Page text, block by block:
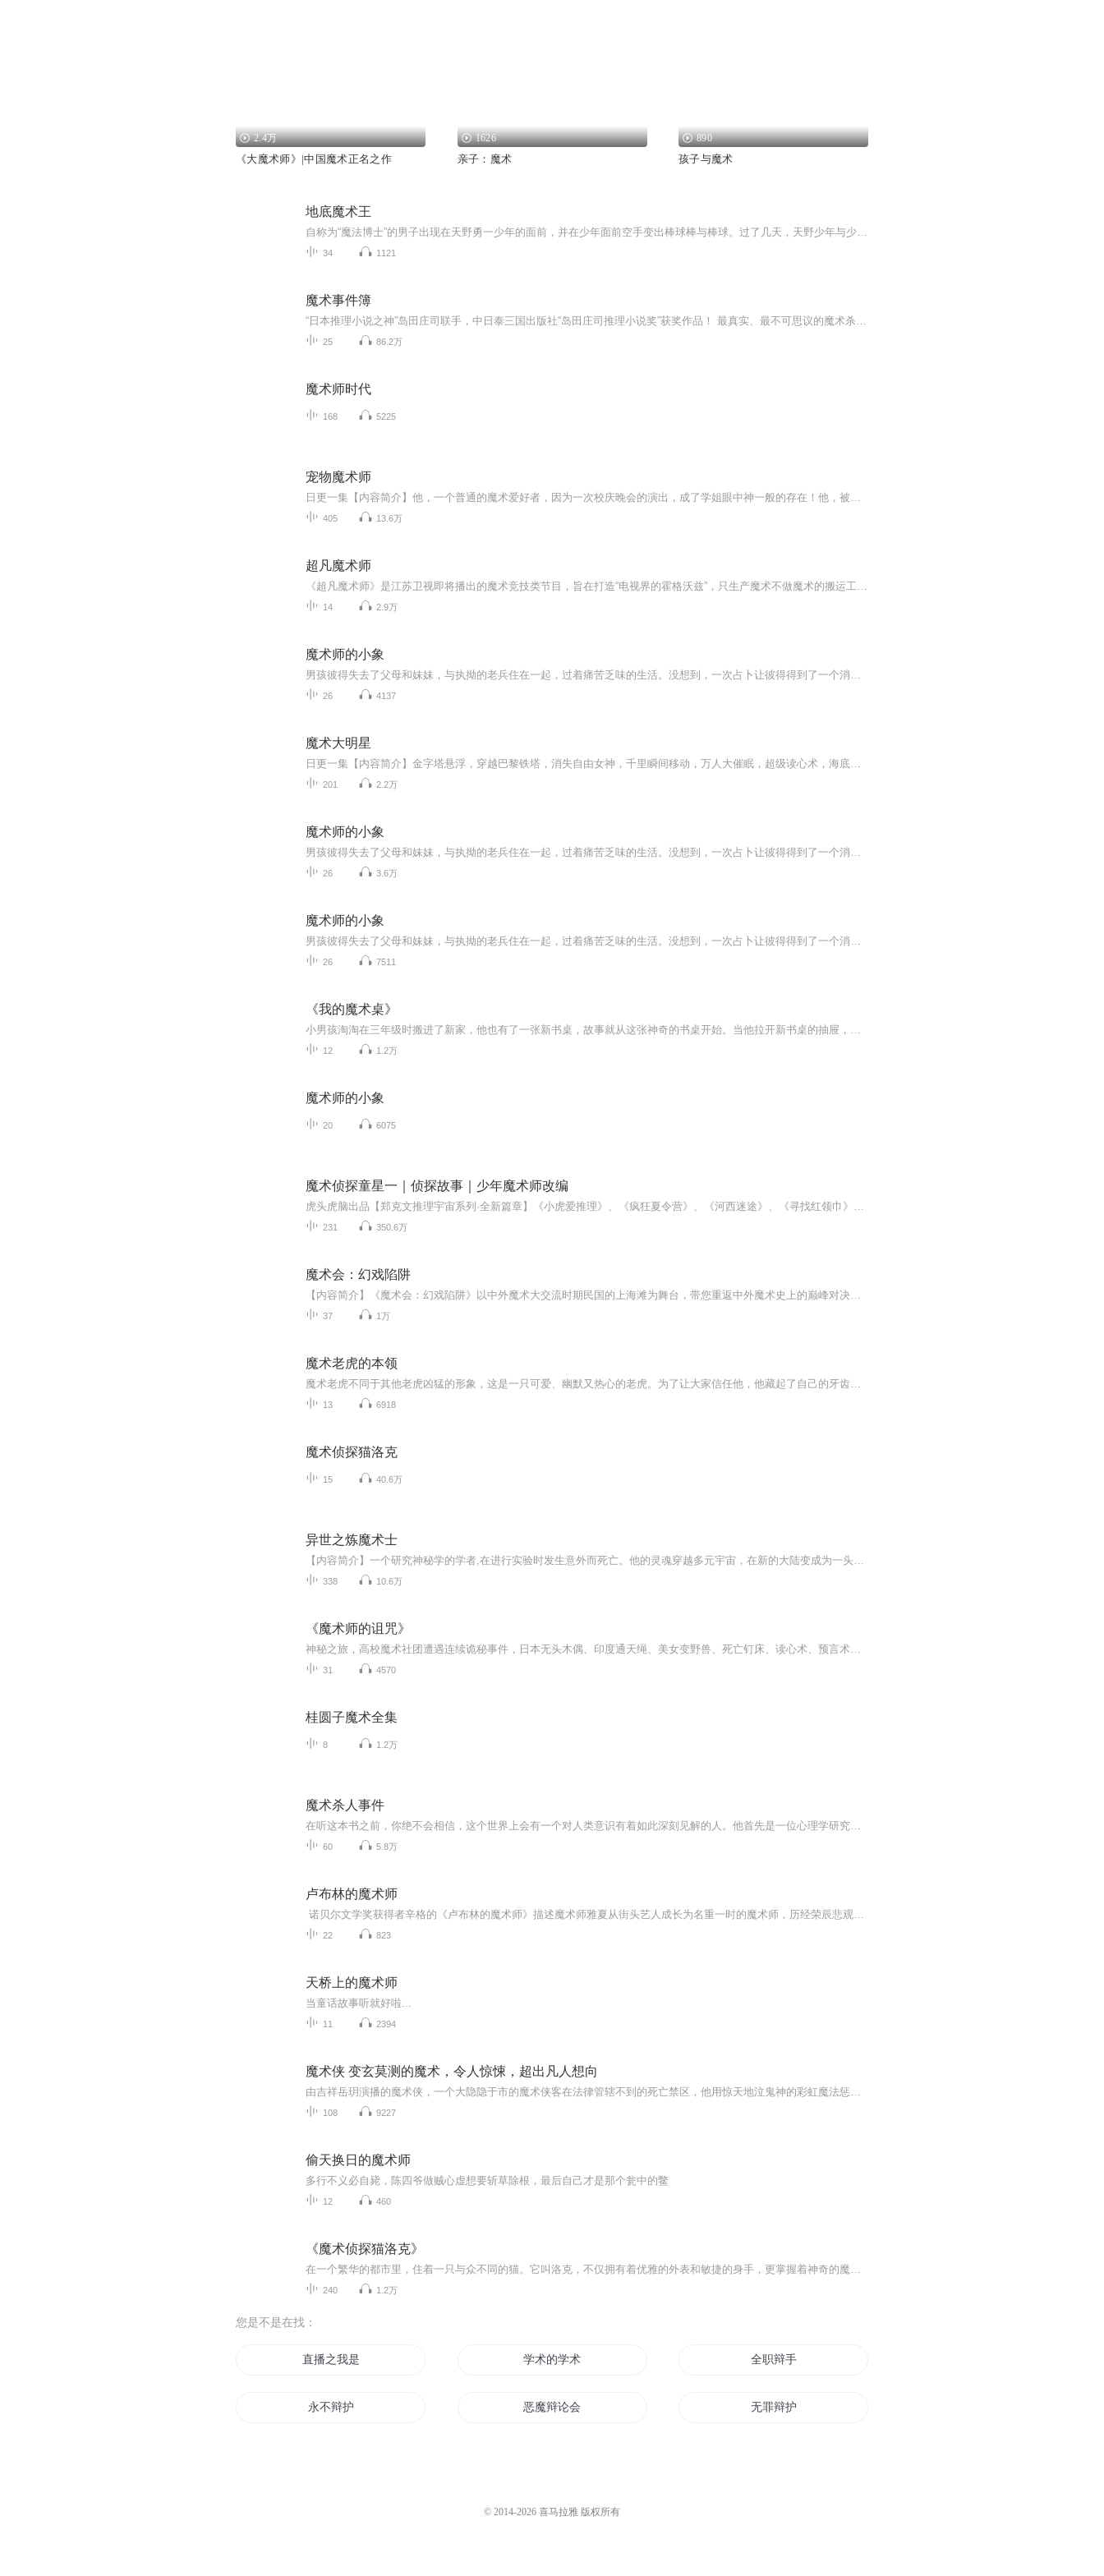
2.4万
《大魔术师》|中国魔术正名之作
1626
亲子：魔术
890
孩子与魔术
地底魔术王
自称为“魔法博士”的男子出现在天野勇一少年的面前，并在少年面前空手变出棒球棒与棒球。过了几天，天野少年与少年侦探团的小林团长一起拜访魔法博士所居住的别墅，但是，就在博士变魔术的时候，天野少年竟然与博士一同消失了！
34 1121
魔术事件簿
“日本推理小说之神”岛田庄司联手，中日泰三国出版社“岛田庄司推理小说奖”获奖作品！ 最真实、最不可思议的魔术杀人手法记录！割喉、刺眼、分尸…… 忠告：千万不要相信你的眼睛！ 淫欲、饕餮、懒惰、贪婪、傲慢、嫉妒、暴怒…… 一群素未谋面却生日相...
25 86.2万
魔术师时代
168 5225
宠物魔术师
日更一集【内容简介】他，一个普通的魔术爱好者，因为一次校庆晚会的演出，成了学姐眼中神一般的存在！他，被一块从天而降的板砖砸中，原以为要就此告别这个世界，没想到，这板砖却为他带来了一万年后的世界。他就是宠物魔术师王一帆！平民出身，颜值一般...
405 13.6万
超凡魔术师
《超凡魔术师》是江苏卫视即将播出的魔术竞技类节目，旨在打造“电视界的霍格沃兹”，只生产魔术不做魔术的搬运工！10月13日起，每周五晚22:00在江苏卫视播出，敬请期待！
14 2.9万
魔术师的小象
男孩彼得失去了父母和妹妹，与执拗的老兵住在一起，过着痛苦乏味的生活。没想到，一次占卜让彼得得到了一个消息——他的妹妹还活着，只要跟着小象，就能找到妹妹！彼得简直无法相信自己的耳朵，因为在这个城市里，是不可能有小象出现的。魔术师正在这个小镇进行着盛大的巡回表演。可是，一个失败的魔法却造成了骇人听闻的意外事故。一头小象成为了造成这场事故的罪魁祸首，被警察们抓走锁了起来！彼得为了找到妹妹，费劲周折找到了小象，并解救了他。跟着小象，彼得不但奇迹般地找到了妹妹，而且还帮助事故的双方冰释...
26 4137
魔术大明星
日更一集【内容简介】金字塔悬浮，穿越巴黎铁塔，消失自由女神，千里瞬间移动，万人大催眠，超级读心术，海底大逃生！在全世界观众面前，见证一个个不可思议的奇迹，只有想不到，没有做不到！【作者/主播简介】作者：雅玩居士，网络小说作家。主播：Annie...
201 2.2万
魔术师的小象
男孩彼得失去了父母和妹妹，与执拗的老兵住在一起，过着痛苦乏味的生活。没想到，一次占卜让彼得得到了一个消息——他的妹妹还活着，只要跟着小象，就能找到妹妹！彼得简直无法相信自己的耳朵，因为在这个城市里，是不可能有小象出现的。 魔术师正在这个小...
26 3.6万
魔术师的小象
男孩彼得失去了父母和妹妹，与执拗的老兵住在一起，过着痛苦乏味的生活。没想到，一次占卜让彼得得到了一个消息——他的妹妹还活着，只要跟着小象，就能找到妹妹！彼得简直无法相信自己的耳朵，因为在这个城市里，是不可能有小象出现的。 魔术师正在这...
26 7511
《我的魔术桌》
小男孩淘淘在三年级时搬进了新家，他也有了一张新书桌，故事就从这张神奇的书桌开始。当他拉开新书桌的抽屉，怪事发生了——里面竟然住着一个会说话的铁皮人，他叫黑小五。...
12 1.2万
魔术师的小象
20 6075
魔术侦探童星一｜侦探故事｜少年魔术师改编
虎头虎脑出品【郑克文推理宇宙系列·全新篇章】《小虎爱推理》、《疯狂夏令营》、《河西迷途》、《寻找红领巾》、《少年魔术师》添加作者微信：zhengkewen0727郑克文叔叔推理宇宙故事快速传送门：《好奇侦探》系列： 山海经寻兽记《魔术侦探》系列：【第三...
231 350.6万
魔术会：幻戏陷阱
【内容简介】《魔术会：幻戏陷阱》以中外魔术大交流时期民国的上海滩为舞台，带您重返中外魔术史上的巅峰对决现场，亲眼目睹传奇一幕，感受魔术千年来的传承与魅力。在本书中，神仙索、天火焚身、凝水成冰等“旁门二十八法”、“左道三十六术”绝密甚至失...
37 1万
魔术老虎的本领
魔术老虎不同于其他老虎凶猛的形象，这是一只可爱、幽默又热心的老虎。为了让大家信任他，他藏起了自己的牙齿。魔术老虎有一个大本领，他可以变各种神奇的魔术，在必要的时候帮助他的好朋友，还会逗大家开心。
13 6918
魔术侦探猫洛克
15 40.6万
异世之炼魔术士
【内容简介】一个研究神秘学的学者,在进行实验时发生意外而死亡。他的灵魂穿越多元宇宙，在新的大陆变成为一头星鹰。在这个剑与魔法与神明的世界中，他要如何使用那在原来世界永远不会被承认的力量，取回自己的身体，创造让人闻之色变的传说？文字版权方：...
338 10.6万
《魔术师的诅咒》
神秘之旅，高校魔术社团遭遇连续诡秘事件，日本无头木偶、印度通天绳、美女变野兽、死亡钉床、读心术、预言术等等精彩魔术轮番登场，恐惧与死亡也紧随而至。魔术师离奇失踪，两年前意外死亡的女魔术师悄然复活，这是人，还是恶灵归来？魔术社团的成员一个...
31 4570
桂圆子魔术全集
8 1.2万
魔术杀人事件
在听这本书之前，你绝不会相信，这个世界上会有一个对人类意识有着如此深刻见解的人。他首先是一位心理学研究者，其次是一位魔术师。他拥有炉火纯青的催眠和暗示技巧、熟练的魔术运用手法、惊人的记忆力与超凡的智慧，他将所有这些天赋和技能综合运用之后，创造出了一次又一次令人惊叹、令警方焦头烂额的奇异案件，从而成功实施了报复计划。每一个能成为心灵魔术师的人，绝对会聪明到让你觉得可怕，但他同时又是诚恳的。在这个充满欺诈的世界里，只有魔术是最诚实的职业，因为在表演的一开始，魔术师就已经承诺，他其...
60 5.8万
卢布林的魔术师
诺贝尔文学奖获得者辛格的《卢布林的魔术师》描述魔术师雅夏从街头艺人成长为名重一时的魔术师，历经荣辰悲观，直到走投无路方才如梦初醒，以一个忏悔者的 姿态重获新生。作品以雅夏 跌宕起伏的经历为主线，着力刻画人物徘徊于善与恶、理智与情欲、科学...
22 823
天桥上的魔术师
当童话故事听就好啦...
11 2394
魔术侠 变玄莫测的魔术，令人惊悚，超出凡人想向
由吉祥岳玥演播的魔术侠，一个大隐隐于市的魔术侠客在法律管辖不到的死亡禁区，他用惊天地泣鬼神的彩虹魔法惩罚所有的邪恶与罪孽， 故事情节扑朔迷离，是一个非常值得收听的一部故事，希望大家订阅收听。
108 9227
偷天换日的魔术师
多行不义必自毙，陈四爷做贼心虚想要斩草除根，最后自己才是那个瓮中的鳖
12 460
《魔术侦探猫洛克》
在一个繁华的都市里，住着一只与众不同的猫。它叫洛克，不仅拥有着优雅的外表和敏捷的身手，更掌握着神奇的魔术技巧。然而，洛克的梦想不仅仅是成为一名伟大的魔术师，它还有一个更酷的身份 —— 侦探！《魔术侦探猫洛克》专辑，讲述了这只充满智慧和勇气...
240 1.2万
您是不是在找：
直播之我是刘辩 学术的学术 全职辩手
永不辩护 恶魔辩论会 无罪辩护
© 2014-2026 喜马拉雅 版权所有